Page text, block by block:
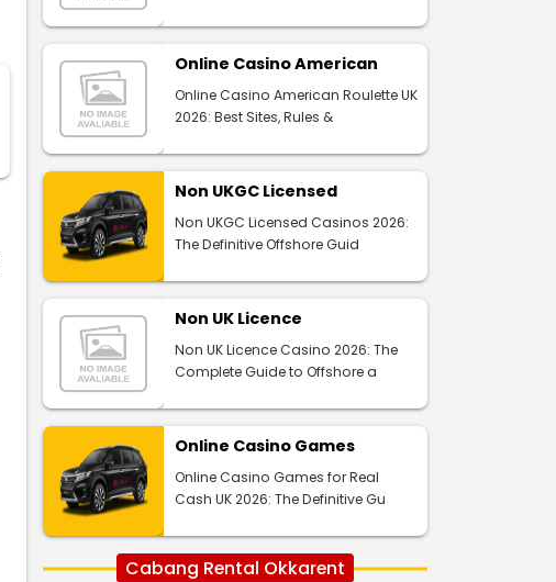
Online Casino American
Online Casino American Roulette UK
2026: Best Sites, Rules &
Non UKGC Licensed
Non UKGC Licensed Casinos 2026:
The Definitive Offshore Guid
Non UK Licence
Non UK Licence Casino 2026: The
Complete Guide to Offshore a
Online Casino Games
Online Casino Games for Real
Cash UK 2026: The Definitive Gu
Cabang Rental Okkarent